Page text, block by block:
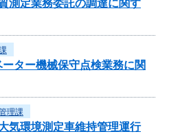
測定業務委託の調達に関す
ター機械保守点検業務に関
理課
気環境測定車維持管理運行